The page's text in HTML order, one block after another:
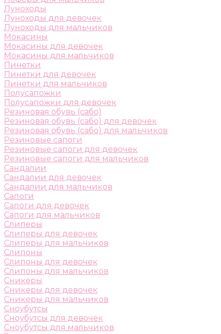
Луноходы
Луноходы для девочек
Луноходы для мальчиков
Мокасины
Мокасины для девочек
Мокасины для мальчиков
Пинетки
Пинетки для девочек
Пинетки для мальчиков
Полусапожки
Полусапожки для девочек
Резиновая обувь (сабо)
Резиновая обувь (сабо) для девочек
Резиновая обувь (сабо) для мальчиков
Резиновые сапоги
Резиновые сапоги для девочек
Резиновые сапоги для мальчиков
Сандалии
Сандалии для девочек
Сандалии для мальчиков
Сапоги
Сапоги для девочек
Сапоги для мальчиков
Слиперы
Слиперы для девочек
Слиперы для мальчиков
Слипоны
Слипоны для девочек
Слипоны для мальчиков
Сникеры
Сникеры для девочек
Сникеры для мальчиков
Сноубутсы
Сноубутсы для девочек
Сноубутсы для мальчиков